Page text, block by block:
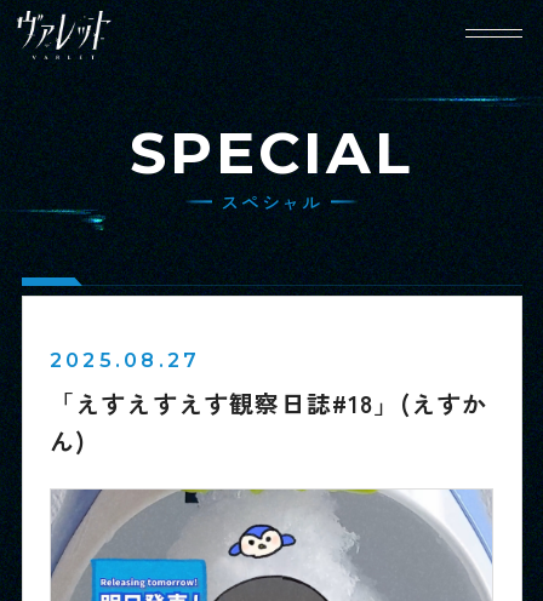
HOME
ホーム
NEWS
ニュース
WORLD
GAME SYSTEM
SPECIAL
スペシャル
SPECIAL
スペシャル
2025.08.27
「えすえすえす観察日誌#18」(えすか
ん)